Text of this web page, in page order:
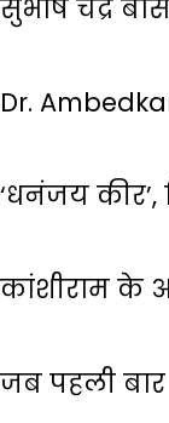
सुभाष चंद्र
Dr.
‘धनंजय
कांशीराम के
जब पहली